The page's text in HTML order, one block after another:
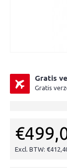
Gratis
Gratis
Excl. BTW: